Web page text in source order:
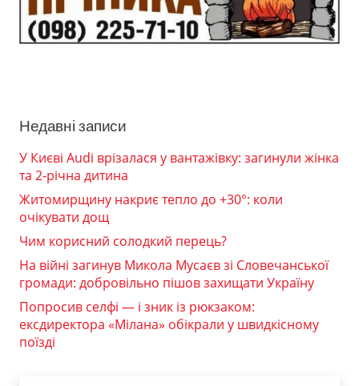
Недавні записи
У Києві Audi врізалася у вантажівку: загинули жінка
та 2-річна дитина
Житомирщину накриє тепло до +30°: коли
очікувати дощ
Чим корисний солодкий перець?
На війні загинув Микола Мусаєв зі Словечанської
громади: добровільно пішов захищати Україну
Попросив селфі — і зник із рюкзаком:
ексдиректора «Мілана» обікрали у швидкісному
поїзді